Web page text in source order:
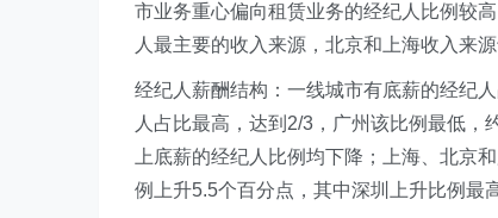
市业务重心偏向租赁业务的经纪人比例较
人最主要的收入来源，北京和上海收入来
经纪人薪酬结构：一线城市有底薪的经纪
人占比最高，达到2/3，广州该比例最低
上底薪的经纪人比例均下降；上海、北京
例上升5.5个百分点，其中深圳上升比例最